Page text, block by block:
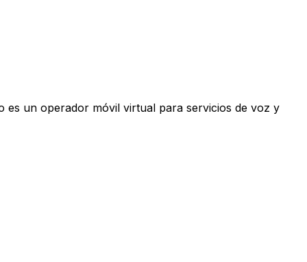
es un operador móvil virtual para servicios de voz y